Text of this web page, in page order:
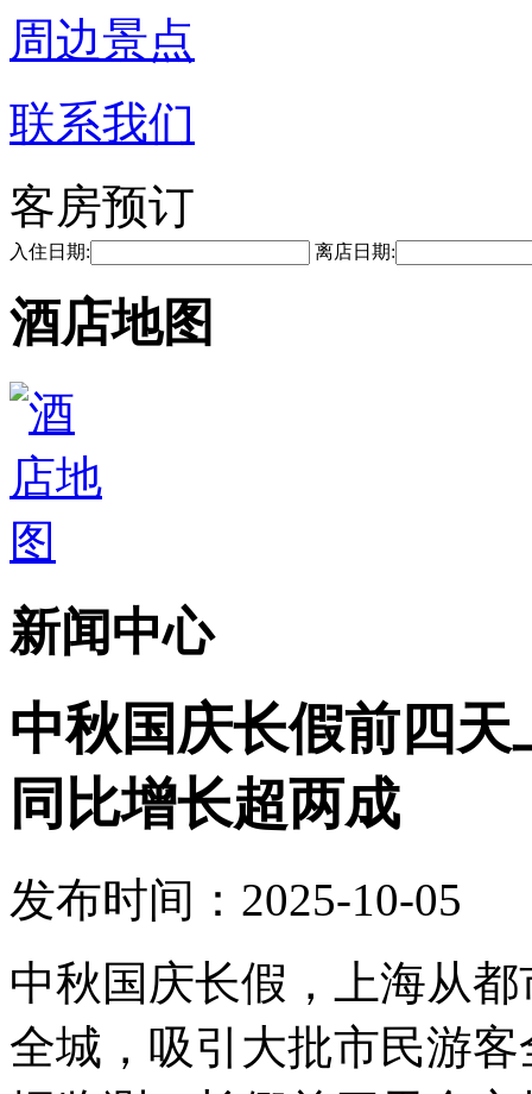
周边景点
联系我们
客房预订
入住日期: 离店日期:
酒店地图
新闻中心
中秋国庆长假前四
同比增长超两成
发布时间：2025-10-05
中秋国庆长假，上海从
全城，吸引大批市民游